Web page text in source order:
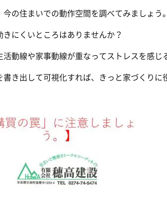
今の住まいでの動作空間を調べてみましょう。
きにくいところはありませんか？
活動線や家事動線が重なってストレスを感じ
書き出して可視化すれば、きっと家づくりに